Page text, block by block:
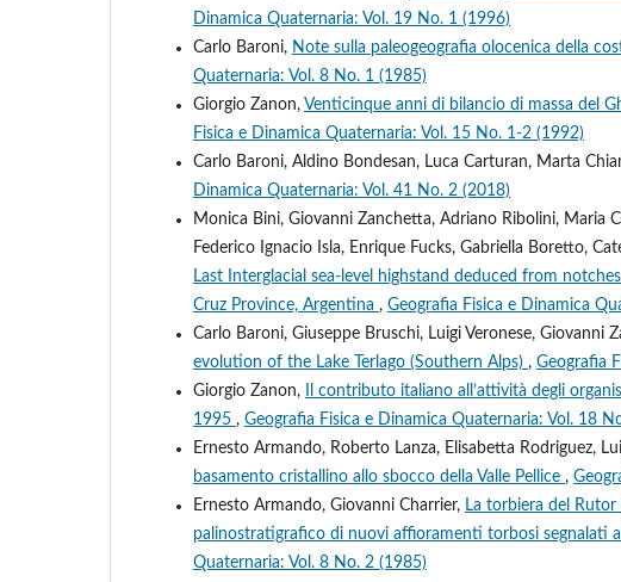
Dinamica Quaternaria: Vol. 19 No. 1 (1996)
Carlo Baroni, Note sulla paleogeografia olocenica della
Quaternaria: Vol. 8 No. 1 (1985)
Giorgio Zanon, Venticinque anni di bilancio di massa del
Fisica e Dinamica Quaternaria: Vol. 15 No. 1-2 (1992)
Carlo Baroni, Aldino Bondesan, Luca Carturan, Marta
Dinamica Quaternaria: Vol. 41 No. 2 (2018)
Monica Bini, Giovanni Zanchetta, Adriano Ribolini, Maria
Federico Ignacio Isla, Enrique Fucks, Gabriella Boretto,
Last Interglacial sea-level highstand deduced from
Cruz Province, Argentina , Geografia Fisica e Dinamica
Carlo Baroni, Giuseppe Bruschi, Luigi Veronese, Giovanni
evolution of the Lake Terlago (Southern Alps) , Geografia
Giorgio Zanon,
Il contributo italiano all’attività degli
1995 , Geografia Fisica e Dinamica Quaternaria: Vol. 18
Ernesto Armando, Roberto Lanza, Elisabetta Rodriguez,
basamento cristallino allo sbocco della Valle Pellice ,
Ernesto Armando, Giovanni Charrier, La torbiera del Rutor
palinostratigrafico di nuovi affioramenti torbosi segnalati
Quaternaria: Vol. 8 No. 2 (1985)